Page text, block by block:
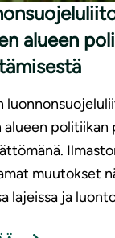
alueen
alueen politiikan
muutokset
lajeissa ja